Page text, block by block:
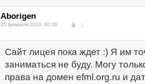
Aborigen
25 февраля 2010, 00:39 ↑
Сайт лицея пока ждет :) Я им
заниматься не буду. Могу
права на домен efml.org.ru и